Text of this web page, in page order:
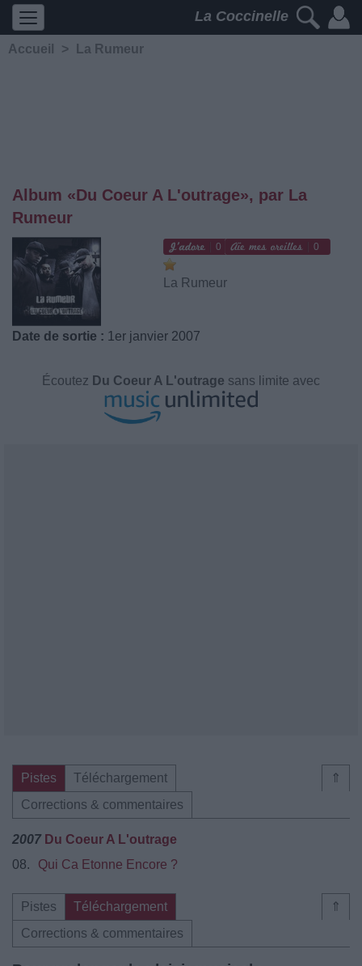
La Coccinelle
Accueil > La Rumeur
Album «Du Coeur A L'outrage», par La
Rumeur
0 0
La Rumeur
Date de sortie : 1er janvier 2007
Écoutez Du Coeur A L'outrage sans limite avec
⇑
Pistes
Téléchargement
Corrections & commentaires
2007 Du Coeur A L'outrage
08.
Qui Ca Etonne Encore ?
⇑
Pistes
Téléchargement
Corrections & commentaires